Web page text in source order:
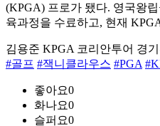
(KPGA) 프로가 됐다. 영국왕
육과정을 수료하고, 현재
김용준 KPGA 코리안투어 경기
#골프 #잭니클라우스 #PGA
좋아요0
화나요0
슬퍼요0